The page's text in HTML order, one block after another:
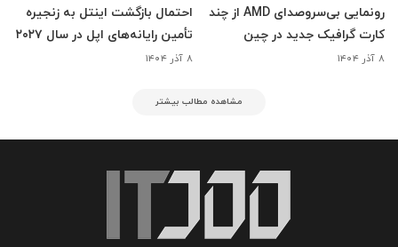
رونمایی بی‌سروصدای AMD از چند
کارت گرافیک جدید در چین
۸ آذر ۱۴۰۴
احتمال بازگشت اینتل به زنجیره
تأمین رایانه‌های اپل در سال ۲۰۲۷
۸ آذر ۱۴۰۴
مشاهده مطالب بیشتر